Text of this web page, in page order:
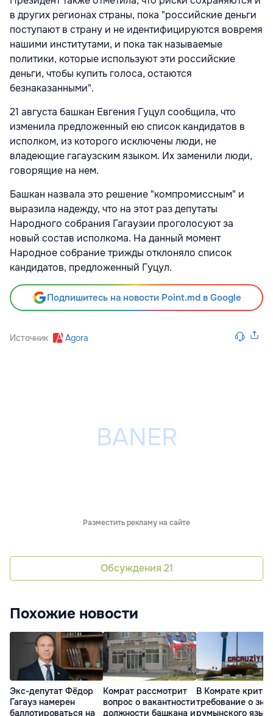
в других регионах страны, пока "российские деньги
поступают в страну и не идентифицируются вовремя
нашими институтами, и пока так называемые
политики, которые используют эти российские
деньги, чтобы купить голоса, остаются
безнаказанными".
21 августа башкан Евгения Гуцул сообщила, что
изменила предложенный ею список кандидатов в
исполком, из которого исключены люди, не
владеющие гагаузским языком. Их заменили люди,
говорящие на нем.
Башкан назвала это решение "компромиссным" и
выразила надежду, что на этот раз депутаты
Народного собрания Гагаузии проголосуют за
новый состав исполкома. На данный момент
Народное собрание трижды отклоняло список
кандидатов, предложенный Гуцул.
Подпишитесь на новости Point.md в Google
Источник Agora
Разместить рекламу на сайте
Обсуждения 21
Похожие новости
Экс-депутат Фёдор
Гагауз намерен
баллотироваться на
Комрат рассмотрит
вопрос о вакантности
должности башкана и
В Комрате
требование о
румынского